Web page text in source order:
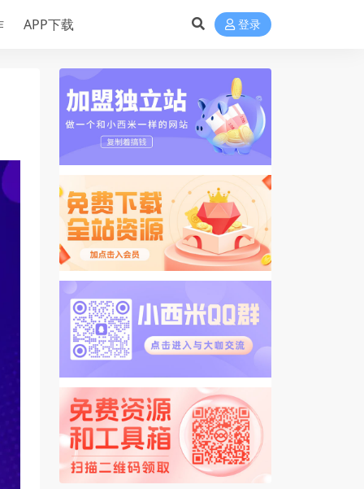
APP下载 登录